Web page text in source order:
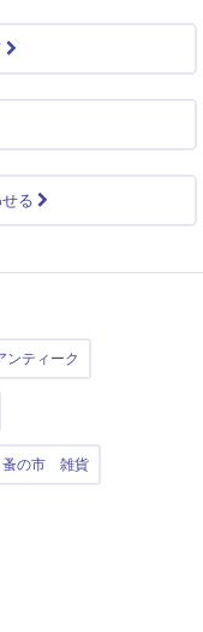
る
ンティーク
蚤の市 雑貨